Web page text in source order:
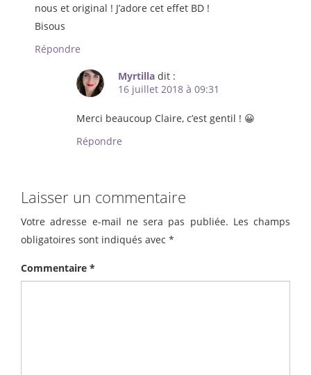
nous et original ! J’adore cet effet BD !
Bisous
Répondre
Myrtilla dit :
16 juillet 2018 à 09:31
Merci beaucoup Claire, c’est gentil ! 😀
Répondre
Laisser un commentaire
Votre adresse e-mail ne sera pas publiée. Les champs
obligatoires sont indiqués avec *
Commentaire *